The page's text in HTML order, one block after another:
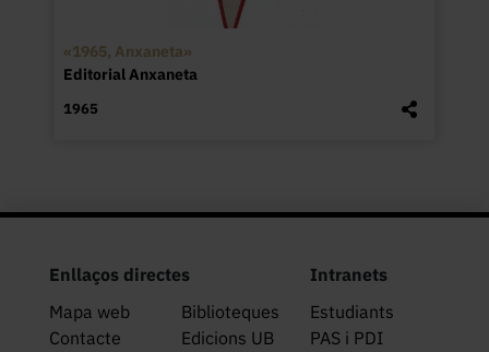
«1965, Anxaneta»
Editorial Anxaneta
1965
Enllaços directes
Mapa web
Biblioteques
Contacte
Edicions UB
Intranets
Estudiants
PAS i PDI